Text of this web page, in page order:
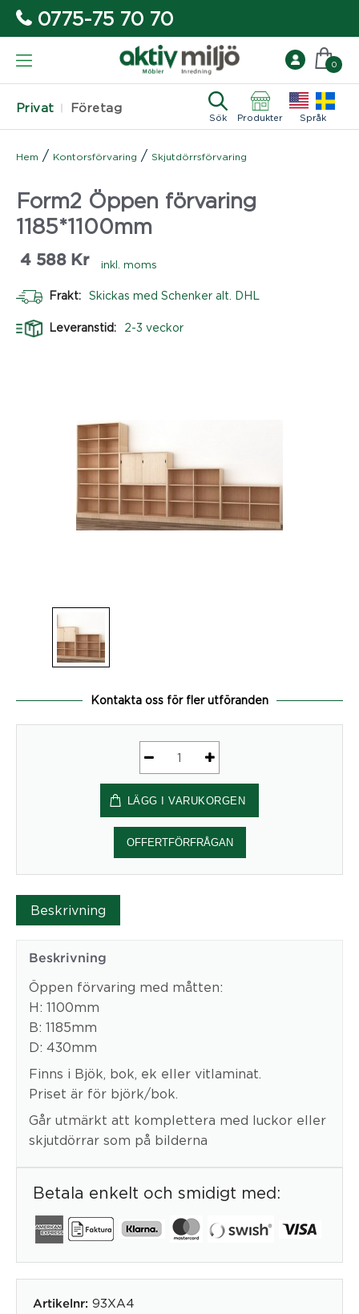
0775-75 70 70
Privat Företag
Sök Produkter Språk
0
Hem / Kontorsförvaring / Skjutdörrsförvaring
Form2 Öppen förvaring
1185*1100mm
4 588 Kr inkl. moms
Frakt: Skickas med Schenker alt. DHL
Leveranstid: 2-3 veckor
Kontakta oss för fler utföranden
Form2
Öppen
förvaring
1185*1100mm
mängd
LÄGG I VARUKORGEN
OFFERTFÖRFRÅGAN
Beskrivning
Beskrivning
Öppen förvaring med måtten:
H: 1100mm
B: 1185mm
D: 430mm
Finns i Bjök, bok, ek eller vitlaminat.
Priset är för björk/bok.
Går utmärkt att komplettera med luckor eller
skjutdörrar som på bilderna
Betala enkelt och smidigt med:
Artikelnr: 93XA4